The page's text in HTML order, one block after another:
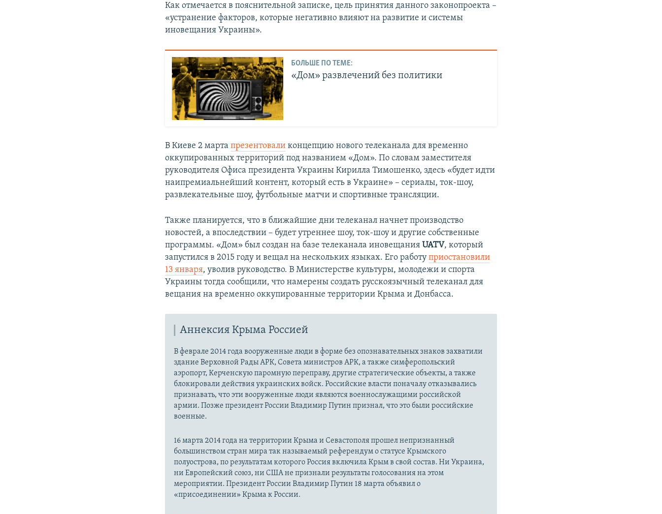
Как отмечается в пояснительной записке, цель принятия данного законопроекта –
«устранение факторов, которые негативно влияют на развитие и системы
иновещания Украины».
БОЛЬШЕ ПО ТЕМЕ:
«Дом» развлечений без политики
В Киеве 2 мартапрезентовали концепцию нового телеканала для временно
оккупированных территорий под названием «Дом». По словам заместителя
руководителя Офиса президента Украины Кирилла Тимошенко, здесь «будет идти
наипремиальнейший контент, который есть в Украине» – сериалы, ток-шоу,
развлекательные шоу, футбольные матчи и спортивные трансляции.
Также планируется, что в ближайшие дни телеканал начнет производство
новостей, а впоследствии – будет утреннее шоу, ток-шоу и другие собственные
программы. «Дом» был создан на базе телеканала иновещанияUATV, который
запустился в 2015 году и вещал на нескольких языках. Его работуприостановили
13 января, уволив руководство. В Министерстве культуры, молодежи и спорта
Украины тогда сообщили, что намерены создать русскоязычный телеканал для
вещания на временно оккупированные территории Крыма и Донбасса.
Аннексия Крыма Россией
В феврале 2014 года вооруженные люди в форме без опознавательных знаков захватили
здание Верховной Рады АРК, Совета министров АРК, а также симферопольский
аэропорт, Керченскую паромную переправу, другие стратегические объекты, а также
блокировали действия украинских войск. Российские власти поначалу отказывались
признавать, что эти вооруженные люди являются военнослужащими российской
армии. Позже президент России Владимир Путин признал, что это были российские
военные.
16 марта 2014 года на территории Крыма и Севастополя прошел непризнанный
большинством стран мира так называемый референдум о статусе Крымского
полуострова, по результатам которого Россия включила Крым в свой состав. Ни Украина,
ни Европейский союз, ни США не признали результаты голосования на этом
мероприятии. Президент России Владимир Путин 18 марта объявил о
«присоединении» Крыма к России.